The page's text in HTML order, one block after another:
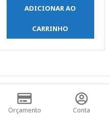
ADICIONAR AO
CARRINHO
- Todos os Direitos
UNO Studio Digital.
Orçamento Conta